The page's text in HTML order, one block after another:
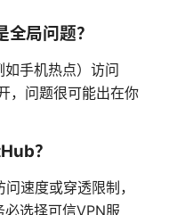
局问题？
手机热点）访问
，问题很可能出在你
？
速度或穿透限制，
选择可信VPN服